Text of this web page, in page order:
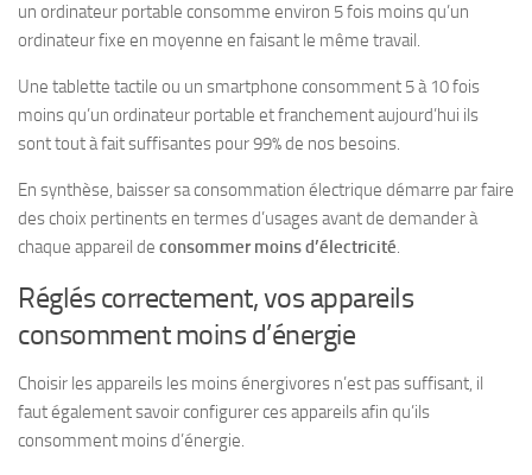
un ordinateur portable consomme environ 5 fois moins qu’un
ordinateur fixe en moyenne en faisant le même travail.
Une tablette tactile ou un smartphone consomment 5 à 10 fois
moins qu’un ordinateur portable et franchement aujourd’hui ils
sont tout à fait suffisantes pour 99% de nos besoins.
En synthèse, baisser sa consommation électrique démarre par faire
des choix pertinents en termes d’usages avant de demander à
chaque appareil de consommer moins d’électricité.
Réglés correctement, vos appareils
consomment moins d’énergie
Choisir les appareils les moins énergivores n’est pas suffisant, il
faut également savoir configurer ces appareils afin qu’ils
consomment moins d’énergie.